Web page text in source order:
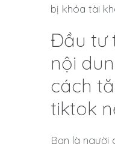
bị khóa tài
Đầu tư
nội
cách
tiktok
Bạn là người